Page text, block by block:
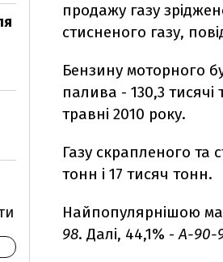
продажу газу
стисненого газу,
Бензину моторного
палива - 130,3
травні 2010 року.
Газу скрапленого та
тонн і 17 тисяч тонн.
Найпопулярнішою
98. Далі, 44,1% -А-90-